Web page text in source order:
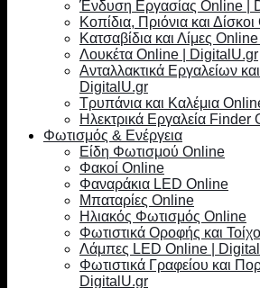
Ένδυση Εργασίας Online |
Κοπίδια, Πριόνια και
Κατσαβίδια και Λίμες
Λουκέτα Online | DigitalU.gr
Ανταλλακτικά Εργαλείων
DigitalU.gr
Τρυπάνια και Καλέμια
Ηλεκτρικά Εργαλεία
Φωτισμός & Ενέργεια
Είδη Φωτισμού Online
Φακοί Online
Φαναράκια LED Online
Μπαταρίες Online
Ηλιακός Φωτισμός Online
Φωτιστικά Οροφής και
Λάμπες LED Online |
Φωτιστικά Γραφείου και
DigitalU.gr